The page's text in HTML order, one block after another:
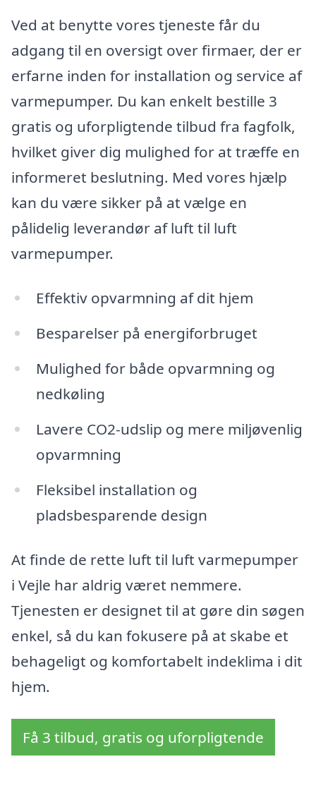
Ved at benytte vores tjeneste får du
adgang til en oversigt over firmaer, der er
erfarne inden for installation og service af
varmepumper. Du kan enkelt bestille 3
gratis og uforpligtende tilbud fra fagfolk,
hvilket giver dig mulighed for at træffe en
informeret beslutning. Med vores hjælp
kan du være sikker på at vælge en
pålidelig leverandør af luft til luft
varmepumper.
Effektiv opvarmning af dit hjem
Besparelser på energiforbruget
Mulighed for både opvarmning og
nedkøling
Lavere CO2-udslip og mere miljøvenlig
opvarmning
Fleksibel installation og
pladsbesparende design
At finde de rette luft til luft varmepumper
i Vejle har aldrig været nemmere.
Tjenesten er designet til at gøre din søgen
enkel, så du kan fokusere på at skabe et
behageligt og komfortabelt indeklima i dit
hjem.
Få 3 tilbud, gratis og uforpligtende